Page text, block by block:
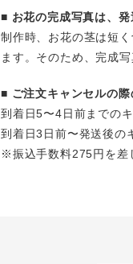
■ お花の完成写真は、
制作時、お花の茎は短
ます。そのため、完成
■ ご注文キャンセルの
到着日5〜4日前までの
到着日3日前〜発送後の
※振込手数料275円を差